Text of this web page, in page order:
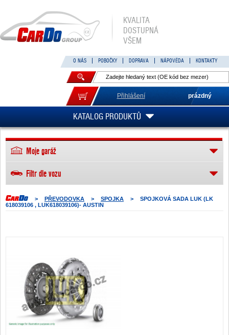
KVALITA
DOSTUPNÁ
VŠEM
O NÁS POBOČKY DOPRAVA NÁPOVĚDA KONTAKTY
Přihlášení prázdný
KATALOG PRODUKTŮ
> PŘEVODOVKA > SPOJKA >
SPOJKOVÁ SADA LUK (LK
618039106 , LUK618039106)- AUSTIN
Moje garáž
Filtr dle vozu